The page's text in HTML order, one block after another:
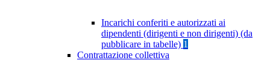
Incarichi conferiti e autorizzati ai
dipendenti (dirigenti e non dirigenti) (da
pubblicare in tabelle) 1
Contrattazione collettiva